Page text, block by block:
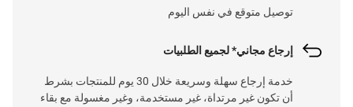
توصيل متوقع في نفس اليوم
إرجاع مجاني* لجميع الطلبيات
خدمة إرجاع سهلة وسريعة خلال 30 يوم للمنتجات بشرط
أن تكون غير مرتداة، غير مستخدمة، وغير مغسولة مع بقاء